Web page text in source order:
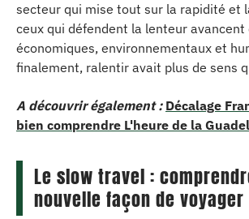
secteur qui mise tout sur la rapidité et
ceux qui défendent la lenteur avancent
économiques, environnementaux et
finalement, ralentir avait plus de sens
A découvrir également : Décalage
bien comprendre L'heure de la
Le slow travel :
nouvelle façon de voyager